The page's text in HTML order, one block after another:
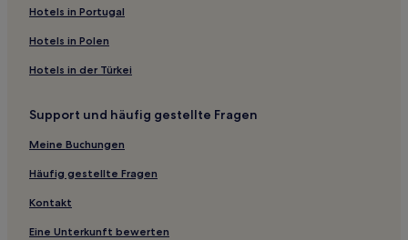
Xiliangwo: Hotels
Pingshan: Hotels
Henggang: Hotels
Baizhangpu Bauernhof: Hotels
Sanzhoutian: Hotels
Kuiyong: Hotels
Guanlan: Hotels
Aotou: Hotels
Hotels in Portugal
Hotels in Polen
Hotels in der Türkei
Support und häufig gestellte Fragen
Meine Buchungen
Häufig gestellte Fragen
Kontakt
Eine Unterkunft bewerten